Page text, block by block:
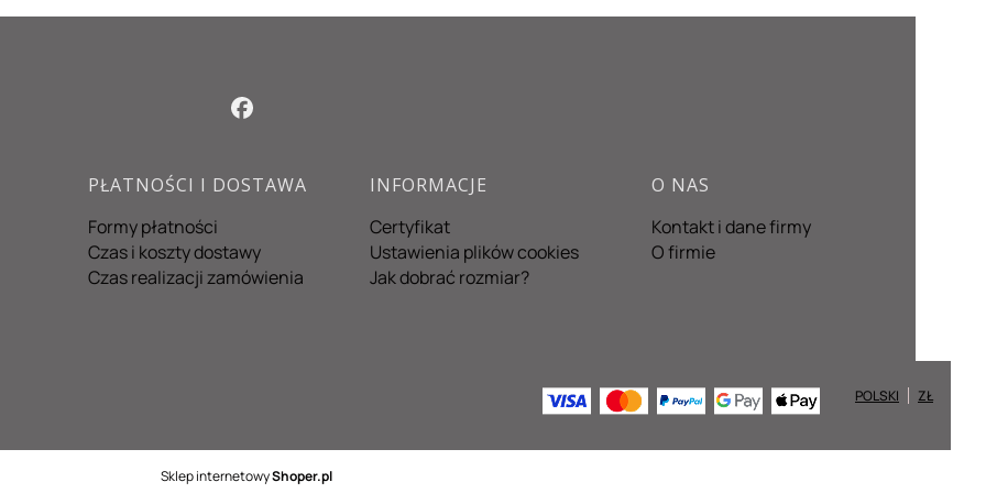
PŁATNOŚCI I DOSTAWA
Formy płatności
Czas i koszty dostawy
Czas realizacji zamówienia
INFORMACJE
Certyfikat
Ustawienia plików cookies
Jak dobrać rozmiar?
O NAS
Kontakt i dane firmy
O firmie
POLSKI ZŁ
Sklep internetowyShoper.pl